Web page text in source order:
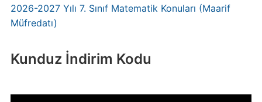
2026-2027 Yılı 7. Sınıf Matematik Konuları (Maarif
Müfredatı)
Kunduz İndirim Kodu